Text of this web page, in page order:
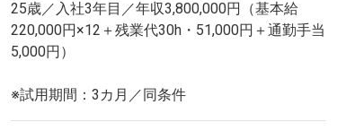
25歳／入社3年目／年収3,800,000円（基本給
220,000円×12＋残業代30h・51,000円＋通勤手当
5,000円）
※試用期間：3カ月／同条件